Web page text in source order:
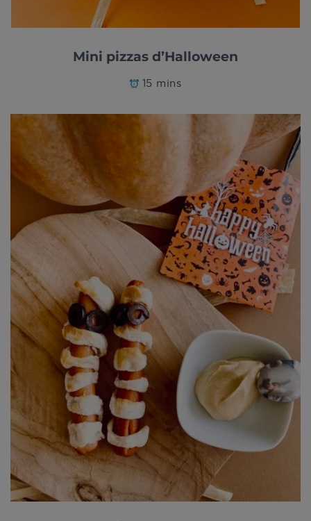
Mini pizzas d’Halloween
15 mins